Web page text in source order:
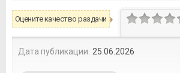
Оцените качество раздачи
Дата публикации: 25.06.2026